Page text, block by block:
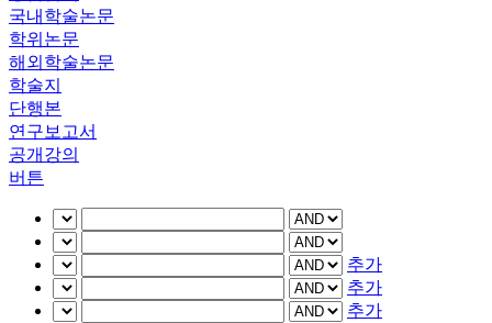
국내학술논문
학위논문
해외학술논문
학술지
단행본
연구보고서
공개강의
버튼
추가
추가
추가